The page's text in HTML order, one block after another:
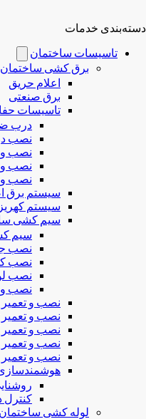
دسته‌بندی خدمات
تاسیسات ساختمان
برق کشی ساختمان
اعلام حریق
برق صنعتی
تاسیسات
درب
نصب
نصب و
نصب و
نصب و
سیستم برق
سیستم
سیم کشی
سیم
نصب
نصب
نصب
نصب و
نصب و تعمیر
نصب و تعمیر
نصب و
نصب و تعمیر
نصب و تعمیر
کنترل
لوله کشی ساختمان